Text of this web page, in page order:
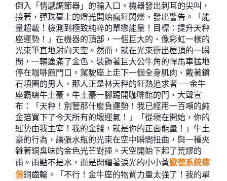
倒入「情感調節器」的輸入口。機器發出刺耳的尖叫，
接著，彈珠臺上的燈光開始瘋狂閃爍，發出警告。「能
量超載！檢測到極致純粹的單戀能量！目標：提升天秤
座運勢！」在機器的頂部，一個巨大的、像彩虹一樣的
光束筆直地射向天空。然而，就在光束衝出屋頂的一瞬
間，一輛塗滿了金色、裝飾著巨大公牛角的悍馬車猛地
停在咖啡館門口。駕駛座上走下一個全身肌肉、戴著鑽
石項圈的男人，那人正是林天秤的狂熱追求者——金牛
座霸總牛土豪。牛土豪一腳踢開咖啡館的門，大聲宣
布：「天秤！別管那什麼負運勢！我已經用一百噸的純
金箔買下了今天所有的壞運氣！」「從現在開始，你的
運勢由我主宰！我的金錢，就是你的正面能量！」牛土
豪的行為，讓張水瓶的光束在空中瞬間扭曲，與一種夾
雜著銅臭味的金色光芒對撞。天空開始下起了荒謬的
雨。雨點不是水，而是閃耀著淚光的小小黃歐德系統傢
俱銅齒輪。「不行！金牛座的物質力量太強了！我的單